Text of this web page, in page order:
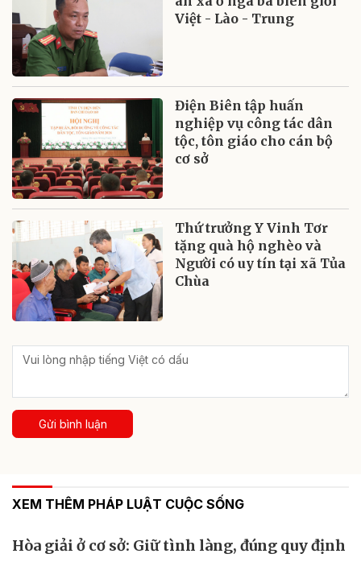
Việt - Lào - Trung
Điện Biên tập huấn
nghiệp vụ công tác dân
tộc, tôn giáo cho cán bộ
cơ sở
Thứ trưởng Y Vinh Tơr
tặng quà hộ nghèo và
Người có uy tín tại xã Tủa
Chùa
Gửi bình luận
XEM THÊM PHÁP LUẬT CUỘC SỐNG
Hòa giải ở cơ sở: Giữ tình làng, đúng quy định